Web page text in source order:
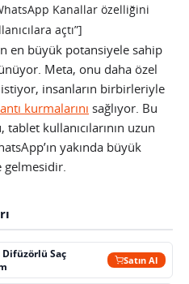
Kanallar özelliğini
açtı”]
en büyük potansiyele sahip
Meta, onu daha özel
insanların birbirleriyle
kurmalarını sağlıyor. Bu
kullanıcılarının uzun
yakında büyük
Difüzörlü Saç
Satın Al